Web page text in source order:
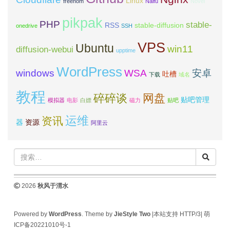
onedrive PHP pikpak RSS SSH stable-diffusion stable-
diffusion-webui Ubuntu upptime VPS win11
windows WordPress WSA 下载 吐槽 域名 安卓
教程 模拟器 电影 白嫖 碎碎谈 磁力 网盘 贴吧 贴吧管理
器 资源 资讯运维 阿里云
2026 秋风于渭水
Powered by WordPress . Theme by JieStyle Two|本站支持 HTTP/3| 萌
ICP备20221010号-1